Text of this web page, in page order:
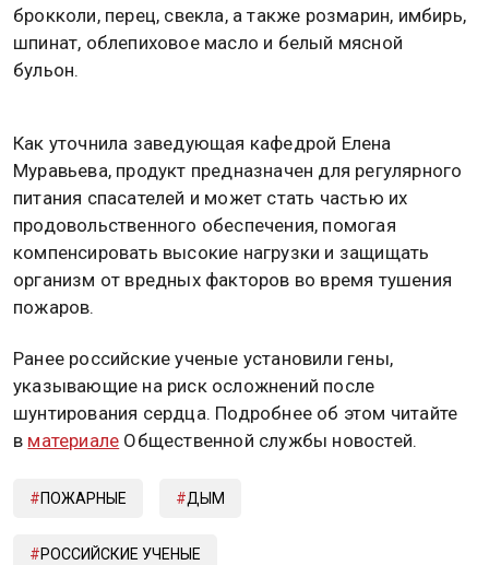
брокколи, перец, свекла, а также розмарин, имбирь,
шпинат, облепиховое масло и белый мясной
бульон.
Как уточнила заведующая кафедрой Елена
Муравьева, продукт предназначен для регулярного
питания спасателей и может стать частью их
продовольственного обеспечения, помогая
компенсировать высокие нагрузки и защищать
организм от вредных факторов во время тушения
пожаров.
Ранее российские ученые установили гены,
указывающие на риск осложнений после
шунтирования сердца. Подробнее об этом читайте
в материале Общественной службы новостей.
ПОЖАРНЫЕ ДЫМ
РОССИЙСКИЕ УЧЕНЫЕ